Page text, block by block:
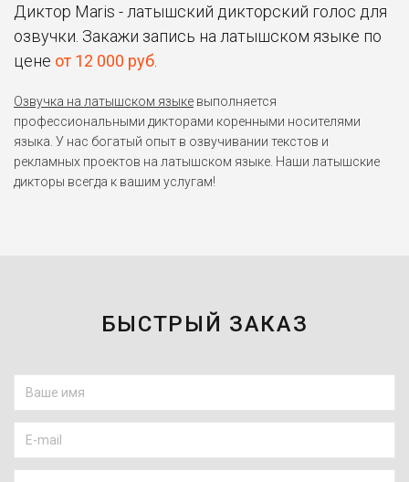
Диктор Maris - латышский дикторский голос для
озвучки. Закажи запись на латышском языке по
цене от 12 000 руб
Озвучка на латышском языке выполняется
профессиональными дикторами коренными носителями
языка. У нас богатый опыт в озвучивании текстов и
рекламных проектов на латышском языке. Наши латышские
дикторы всегда к вашим услугам!
БЫСТРЫЙ ЗАКАЗ